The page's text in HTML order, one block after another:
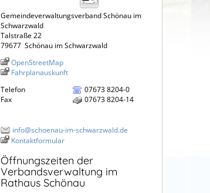
Gemeindeverwaltungsverband Schönau im
Schwarzwald
Talstraße 22
79677 Schönau im Schwarzwald
OpenStreetMap
Fahrplanauskunft
Telefon
07673 8204-0
Fax
07673 8204-14
info@schoenau-im-schwarzwald.de
Kontaktformular
Öffnungszeiten der
Verbandsverwaltung im
Rathaus Schönau